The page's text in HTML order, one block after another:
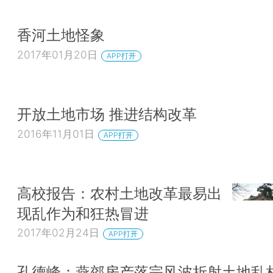
香河土地怪象
2017年01月20日 APP打开
开放土地市场 推进结构改革
2016年11月01日 APP打开
高校报告：农村土地改革最易出
现乱作为和狂热冒进
2017年02月24日 APP打开